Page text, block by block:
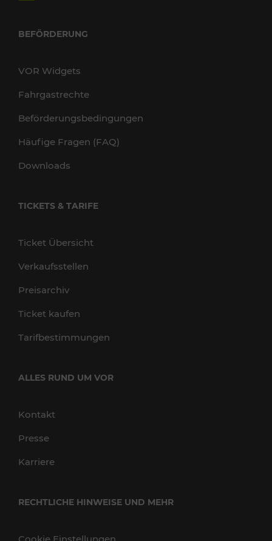
BEFÖRDERUNG
VOR Widgets
Fahrgastrechte
Beförderungsbedingungen
Häufige Fragen (FAQ)
Downloads
TICKETS & TARIFE
Ticket Übersicht
Verkaufsstellen
Preisarchiv
Ticket kaufen
Tarifbestimmungen
ALLES RUND UM VOR
Kontakt
Presse
Karriere
RECHTLICHE HINWEISE UND MEHR